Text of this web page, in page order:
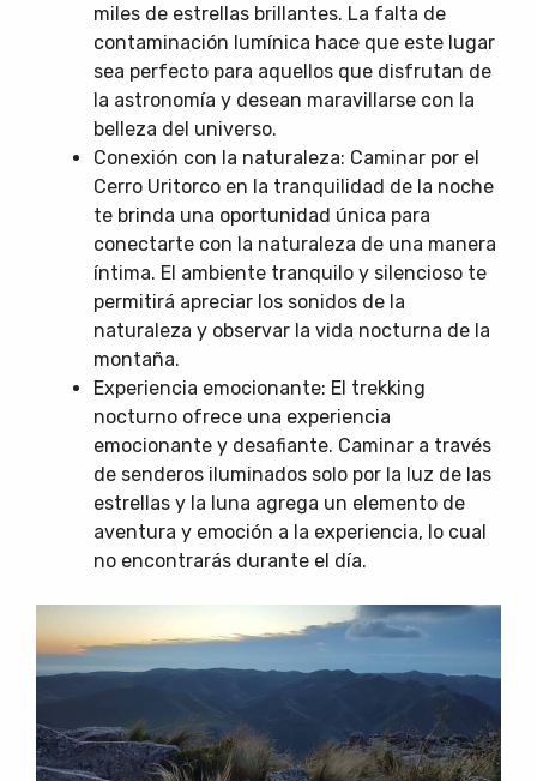
miles de estrellas brillantes. La falta de
contaminación lumínica hace que este lugar
sea perfecto para aquellos que disfrutan de
la astronomía y desean maravillarse con la
belleza del universo.
Conexión con la naturaleza: Caminar por el
Cerro Uritorco en la tranquilidad de la noche
te brinda una oportunidad única para
conectarte con la naturaleza de una manera
íntima. El ambiente tranquilo y silencioso te
permitirá apreciar los sonidos de la
naturaleza y observar la vida nocturna de la
montaña.
Experiencia emocionante: El trekking
nocturno ofrece una experiencia
emocionante y desafiante. Caminar a través
de senderos iluminados solo por la luz de las
estrellas y la luna agrega un elemento de
aventura y emoción a la experiencia, lo cual
no encontrarás durante el día.